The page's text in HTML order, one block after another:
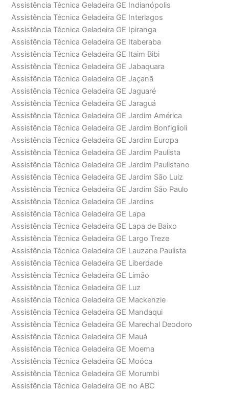
Assistência Técnica Geladeira GE Indianópolis
Assistência Técnica Geladeira GE Interlagos
Assistência Técnica Geladeira GE Ipiranga
Assistência Técnica Geladeira GE Itaberaba
Assistência Técnica Geladeira GE Itaim Bibi
Assistência Técnica Geladeira GE Jabaquara
Assistência Técnica Geladeira GE Jaçanã
Assistência Técnica Geladeira GE Jaguaré
Assistência Técnica Geladeira GE Jaraguá
Assistência Técnica Geladeira GE Jardim América
Assistência Técnica Geladeira GE Jardim Bonfiglioli
Assistência Técnica Geladeira GE Jardim Europa
Assistência Técnica Geladeira GE Jardim Paulista
Assistência Técnica Geladeira GE Jardim Paulistano
Assistência Técnica Geladeira GE Jardim São Luiz
Assistência Técnica Geladeira GE Jardim São Paulo
Assistência Técnica Geladeira GE Jardins
Assistência Técnica Geladeira GE Lapa
Assistência Técnica Geladeira GE Lapa de Baixo
Assistência Técnica Geladeira GE Largo Treze
Assistência Técnica Geladeira GE Lauzane Paulista
Assistência Técnica Geladeira GE Liberdade
Assistência Técnica Geladeira GE Limão
Assistência Técnica Geladeira GE Luz
Assistência Técnica Geladeira GE Mackenzie
Assistência Técnica Geladeira GE Mandaqui
Assistência Técnica Geladeira GE Marechal Deodoro
Assistência Técnica Geladeira GE Mauá
Assistência Técnica Geladeira GE Moema
Assistência Técnica Geladeira GE Moóca
Assistência Técnica Geladeira GE Morumbi
Assistência Técnica Geladeira GE no ABC